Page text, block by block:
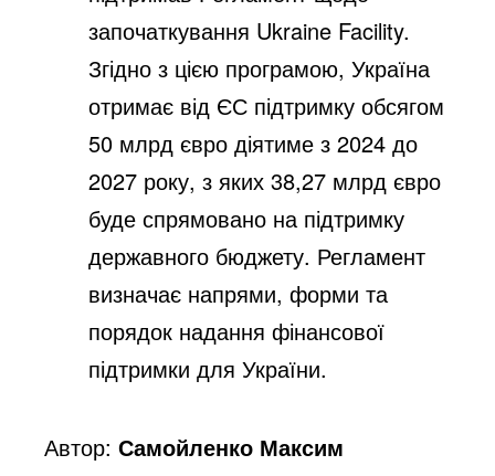
започаткування Ukraine Facility.
Згідно з цією програмою, Україна
отримає від ЄС підтримку обсягом
50 млрд євро діятиме з 2024 до
2027 року, з яких 38,27 млрд євро
буде спрямовано на підтримку
державного бюджету. Регламент
визначає напрями, форми та
порядок надання фінансової
підтримки для України.
Автор:Самойленко Максим